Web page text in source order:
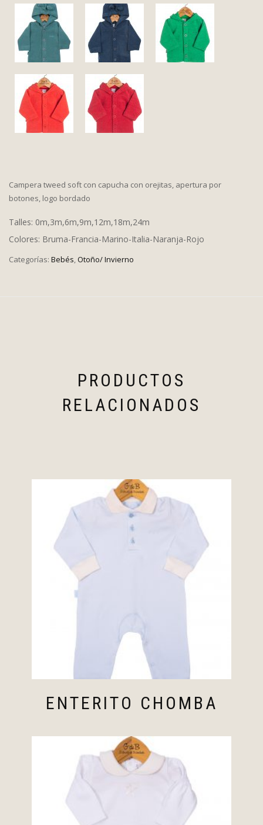
Campera tweed soft con capucha con orejitas, apertura por
botones, logo bordado
Talles: 0m,3m,6m,9m,12m,18m,24m
Colores: Bruma-Francia-Marino-Italia-Naranja-Rojo
Categorías: Bebés,Otoño/ Invierno
PRODUCTOS
RELACIONADOS
ENTERITO CHOMBA